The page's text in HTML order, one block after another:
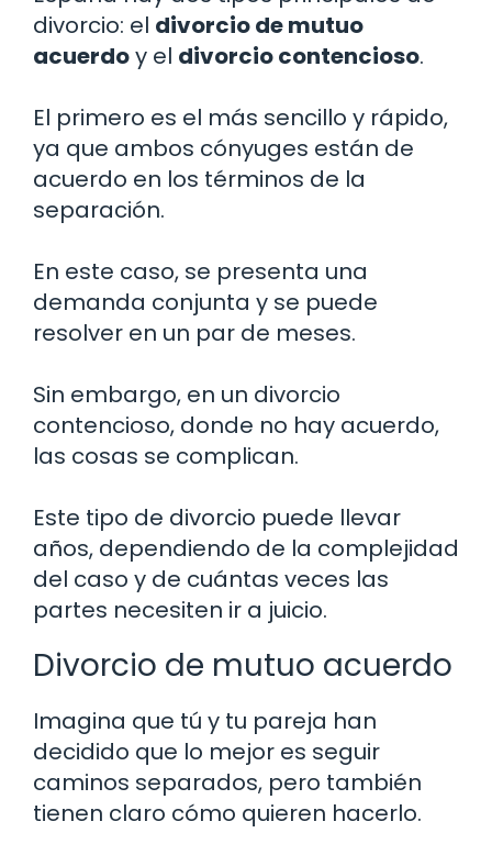
divorcio: el divorcio de mutuo
acuerdoy el divorcio contencioso.
El primero es el más sencillo y rápido,
ya que ambos cónyuges están de
acuerdo en los términos de la
separación.
En este caso, se presenta una
demanda conjunta y se puede
resolver en un par de meses.
Sin embargo, en un divorcio
contencioso, donde no hay acuerdo,
las cosas se complican.
Este tipo de divorcio puede llevar
años, dependiendo de la complejidad
del caso y de cuántas veces las
partes necesiten ir a juicio.
Divorcio de mutuo acuerdo
Imagina que tú y tu pareja han
decidido que lo mejor es seguir
caminos separados, pero también
tienen claro cómo quieren hacerlo.